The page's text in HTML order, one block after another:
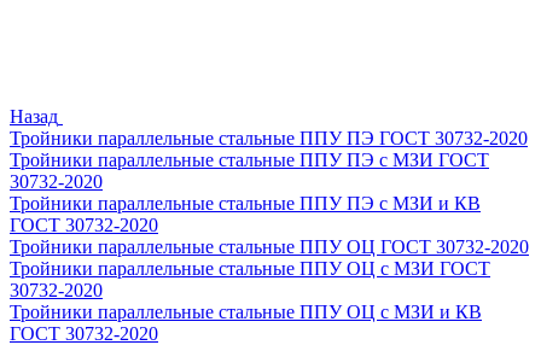
Назад
Тройники параллельные стальные ППУ ПЭ ГОСТ 30732-2020
Тройники параллельные стальные ППУ ПЭ с МЗИ ГОСТ
30732-2020
Тройники параллельные стальные ППУ ПЭ с МЗИ и КВ
ГОСТ 30732-2020
Тройники параллельные стальные ППУ ОЦ ГОСТ 30732-2020
Тройники параллельные стальные ППУ ОЦ с МЗИ ГОСТ
30732-2020
Тройники параллельные стальные ППУ ОЦ с МЗИ и КВ
ГОСТ 30732-2020